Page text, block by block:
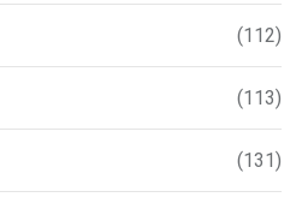
(112)
(113)
(131)